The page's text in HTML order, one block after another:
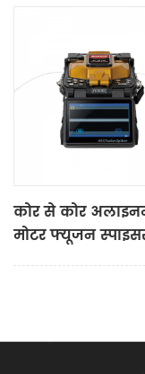
कोर से कोर
मोटर फ्यूजन